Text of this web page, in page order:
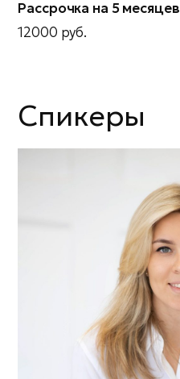
Рассрочка на 5 месяцев
12000 руб.
Спикеры